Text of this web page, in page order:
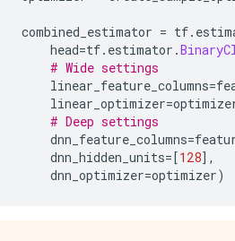
combined_estimator = tf.
head=tf. estimator .
# Wide settings
linear_feature_columns=
linear_optimizer=
# Deep settings
dnn_feature_columns=
dnn_hidden_units=[128],
dnn_optimizer=optimizer)